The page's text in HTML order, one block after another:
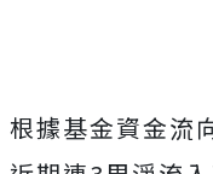
根據基金資金流